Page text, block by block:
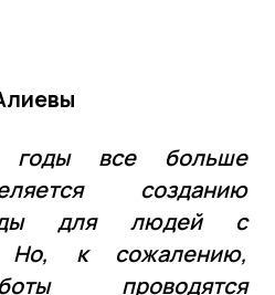
годы все больше
созданию
для людей с
Но, к сожалению,
проводятся